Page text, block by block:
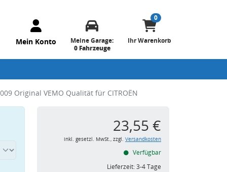
Mein Konto
Meine Garage:
0 Fahrzeuge
0
Ihr Warenkorb
Original VEMO Qualität für CITROËN
23,55 €
inkl. gesetzl. MwSt., zzgl. Versandkosten
Verfügbar
Lieferzeit:3-4 Tage